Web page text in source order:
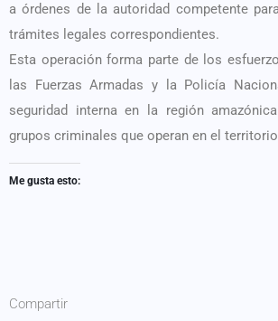
a órdenes de la autoridad competente
trámites legales correspondientes.
Esta operación forma parte de los
las Fuerzas Armadas y la Policía
seguridad interna en la región
grupos criminales que operan en el
Me gusta esto:
Compartir